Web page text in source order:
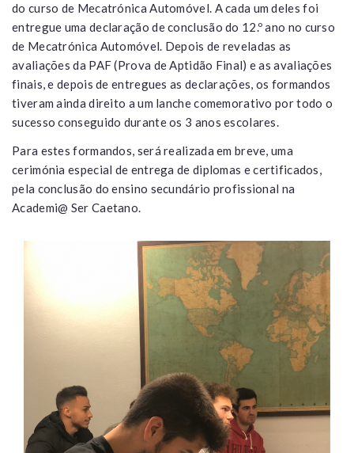
do curso de Mecatrónica Automóvel. A cada um deles foi
entregue uma declaração de conclusão do 12.º ano no curso
de Mecatrónica Automóvel. Depois de reveladas as
avaliações da PAF (Prova de Aptidão Final) e as avaliações
finais, e depois de entregues as declarações, os formandos
tiveram ainda direito a um lanche comemorativo por todo o
sucesso conseguido durante os 3 anos escolares.
Para estes formandos, será realizada em breve, uma
cerimónia especial de entrega de diplomas e certificados,
pela conclusão do ensino secundário profissional na
Academi@ Ser Caetano.